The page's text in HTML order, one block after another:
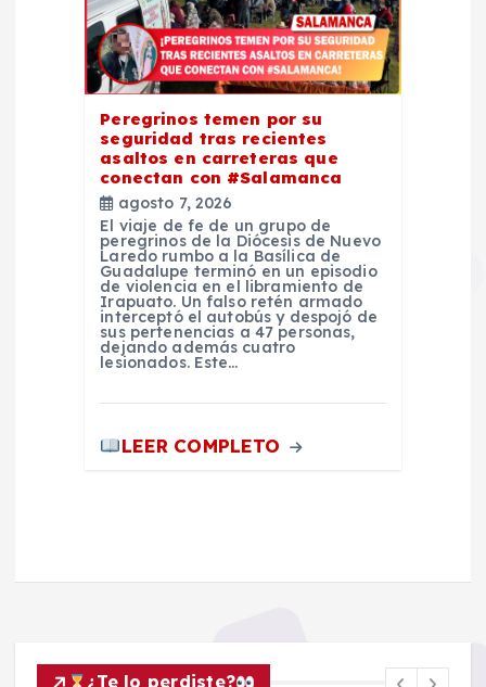
Peregrinos temen por su
seguridad tras recientes
asaltos en carreteras que
conectan con #Salamanca
agosto 7, 2026
El viaje de fe de un grupo de
peregrinos de la Diócesis de Nuevo
Laredo rumbo a la Basílica de
Guadalupe terminó en un episodio
de violencia en el libramiento de
Irapuato. Un falso retén armado
interceptó el autobús y despojó de
sus pertenencias a 47 personas,
dejando además cuatro
lesionados. Este…
LEER COMPLETO
¿Te lo perdiste?